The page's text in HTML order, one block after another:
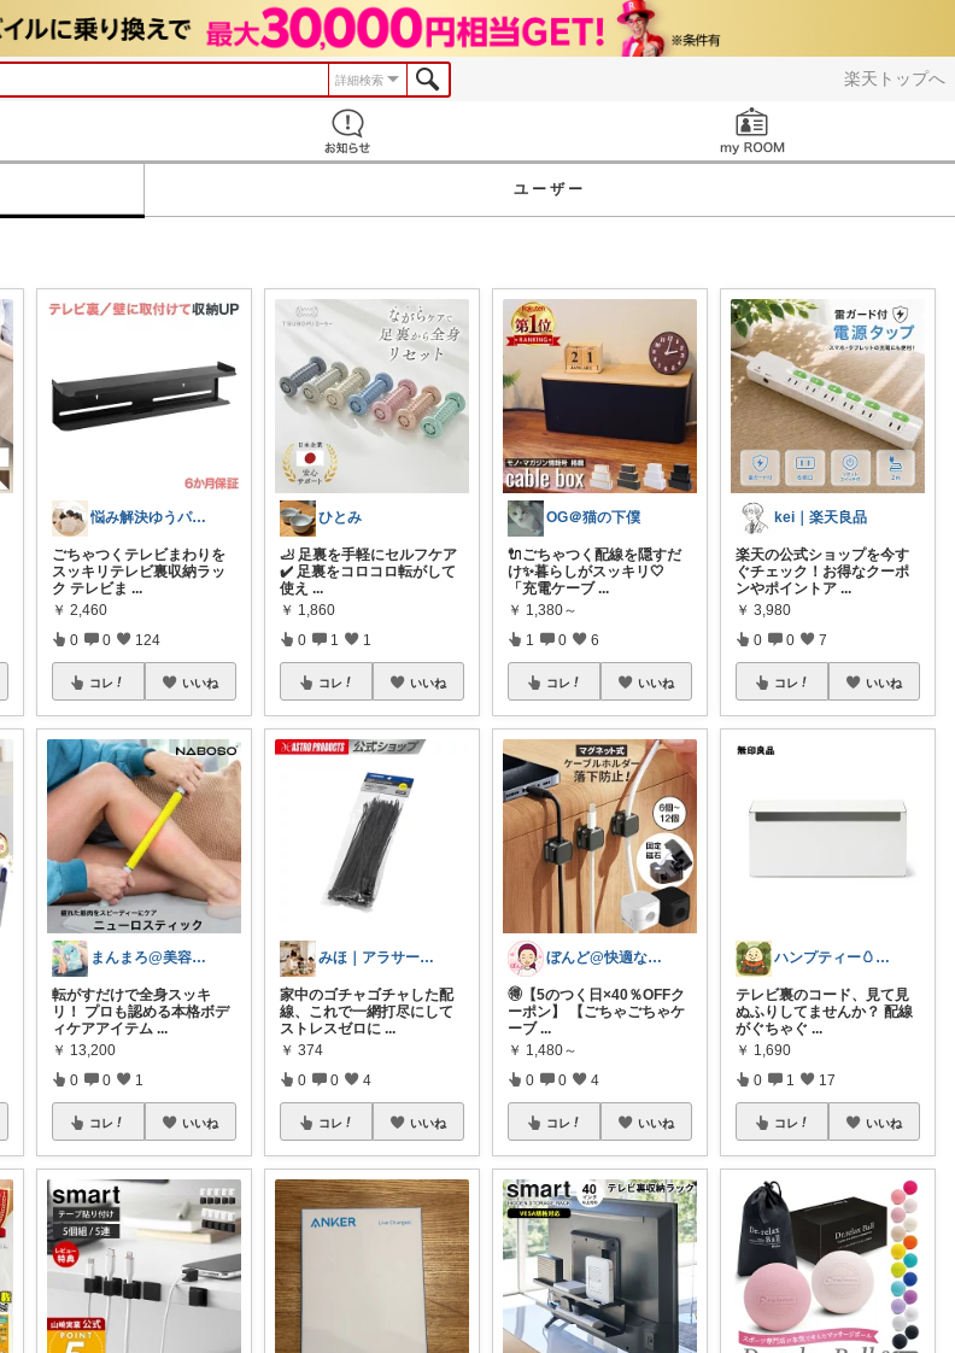
楽天トップへ
詳細検索
ユーザー
悩み解決ゆうパパroom
ごちゃつくテレビまわりを
スッキリテレビ裏収納ラッ
ク テレビま ...
￥ 2,460
0 0 124
コレ いいね
まんまろ@美容と健康をサポート
転がすだけで全身スッキ
リ！ プロも認める本格ボデ
ィケアアイテム ...
￥ 13,200
0 0 1
コレ いいね
ひとみ
🦶 足裏を手軽にセルフケア
✔️ 足裏をコロコロ転がして
使え ...
￥ 1,860
0 1 1
コレ いいね
みほ｜アラサー主婦｜共働き｜2児育児中
家中のゴチャゴチャした配
線、これで一網打尽にして
ストレスゼロに ...
￥ 374
0 0 4
コレ いいね
OG＠猫の下僕
🔌ごちゃつく配線を隠すだ
け✨暮らしがスッキリ🤍
「充電ケーブ ...
￥ 1,380～
1 0 6
コレ いいね
ぼんど@快適な暮らし
🉐【5のつく日×40％OFFク
ーポン】 【ごちゃごちゃケ
ーブ ...
￥ 1,480～
0 0 4
コレ いいね
kei｜楽天良品
楽天の公式ショップを今す
ぐチェック！お得なクーポ
ンやポイントア ...
￥ 3,980
0 0 7
コレ いいね
ハンプティー🥚｜タイパ便利グッズ
テレビ裏のコード、見て見
ぬふりしてませんか？ 配線
がぐちゃぐ ...
￥ 1,690
0 1 17
コレ いいね